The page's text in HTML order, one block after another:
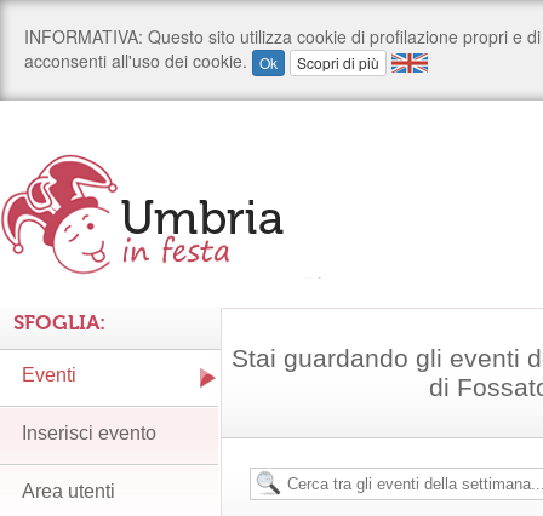
Stai guardando gli eventi
di
SFOGLIA:
Eventi
Inserisci evento
Area utenti